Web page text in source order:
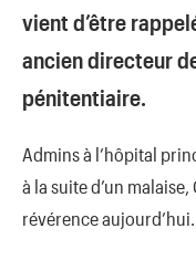
vient d’être
ancien directeur
pénitentiaire.
Admins à l’hôpital
à la suite d’un
révérence aujourd’hui.